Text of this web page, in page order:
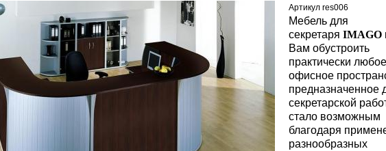
Артикул res006
Мебель для
секретаря IMAGO
Вам обустроить
практически любое
офисное
предназначенное
секретарской
стало возможным
благодаря
разнообразных